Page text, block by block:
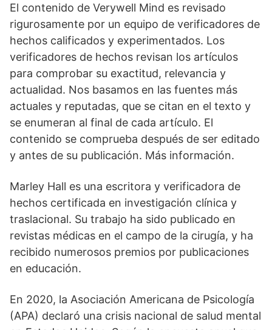
El contenido de Verywell Mind es revisado
rigurosamente por un equipo de verificadores de
hechos calificados y experimentados. Los
verificadores de hechos revisan los artículos
para comprobar su exactitud, relevancia y
actualidad. Nos basamos en las fuentes más
actuales y reputadas, que se citan en el texto y
se enumeran al final de cada artículo. El
contenido se comprueba después de ser editado
y antes de su publicación. Más información.
Marley Hall es una escritora y verificadora de
hechos certificada en investigación clínica y
traslacional. Su trabajo ha sido publicado en
revistas médicas en el campo de la cirugía, y ha
recibido numerosos premios por publicaciones
en educación.
En 2020, la Asociación Americana de Psicología
(APA) declaró una crisis nacional de salud mental